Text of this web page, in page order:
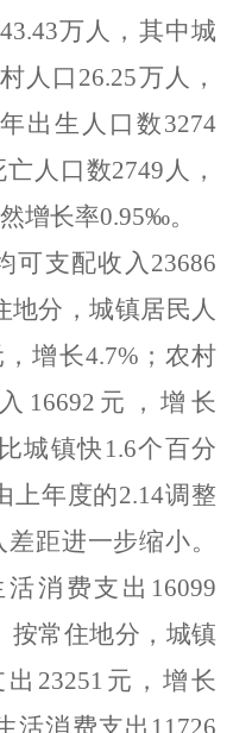
43.43万人，其中城
人口 26.25万人，
出生人口数3274
亡人口数2749 人，
增长率0.95‰。
可支配收入 23686
地分，城镇居民人
，增长4.7% ；农村
16692 元，增长
城镇快 1.6个百分
上年度的2.14调整
距进一步缩小。
消费支出 16099
按常住地分， 城镇
23251 元，增长
活消费支出 11726